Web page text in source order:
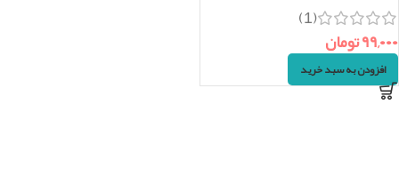
(1)
۹۹,۰۰۰تومان
افزودن به سبد خرید